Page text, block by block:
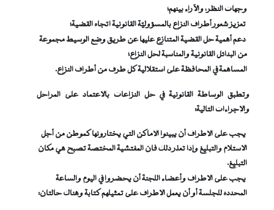
وجهات النظر، والآراء بينهم؛
تعزيز شعور أطراف النزاع بالمسؤوليّة القانونية اتجاه القضية؛
دعم أهمية حل القضية المتنازع عليها عن طريق وضع الوسيط مجموعة
من البدائل القانونية والمناسبة لحل النزاع؛
المساهمة في المحافظة على استقلالية كل طرف من أطراف النزاع.
وتطبق الوساطة القانونية في حل النزاعات بالاعتماد على المراحل
والإجراءات التالية:
يجب على الأطراف أن يبينوا الأماكن التي يختارونها كموطن من أجل
الاستلام والتبليغ وإذا تعذر ذلك فإن المفتشية المختصة تصبح هي مكان
التبليغ.
يجب على الاطراف وأعضاء اللجنة أن يحضروا في اليوم والساعة
المحددة للجلسة أو أن يعمل الاطراف على تمثيلهم كتابة وهناك حالتان: